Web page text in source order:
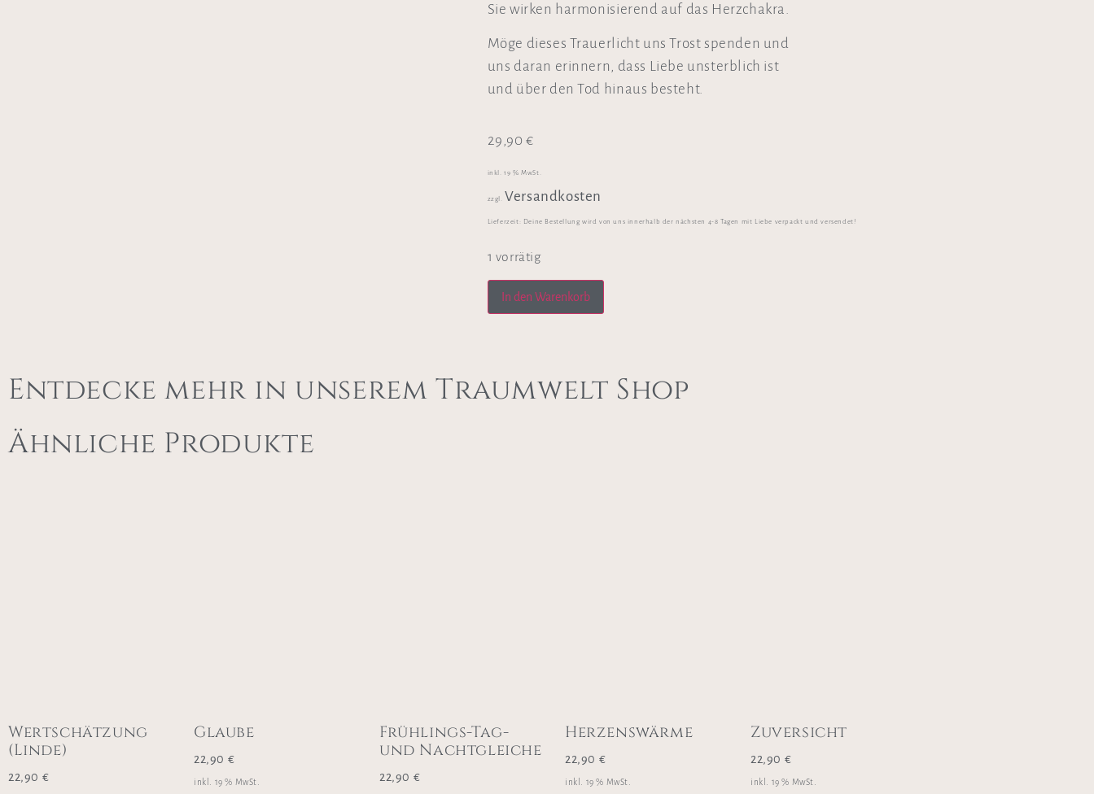
Sie wirken harmonisierend auf das Herzchakra.
Möge dieses Trauerlicht uns Trost spenden und
uns daran erinnern, dass Liebe unsterblich ist
und über den Tod hinaus besteht.
29,90€
inkl. 19 % MwSt.
zzgl. Versandkosten
Lieferzeit: Deine Bestellung wird von uns innerhalb der nächsten 4-8 Tagen mit Liebe verpackt und versendet!
1 vorrätig
In den Warenkorb
Entdecke mehr in unserem Traumwelt Shop
Ähnliche Produkte
Wertschätzung
(Linde)
22,90 €
Glaube
22,90 €
inkl. 19 % MwSt.
Frühlings-Tag-
und Nachtgleiche
22,90 €
Herzenswärme
22,90 €
inkl. 19 % MwSt.
Zuversicht
22,90 €
inkl. 19 % MwSt.